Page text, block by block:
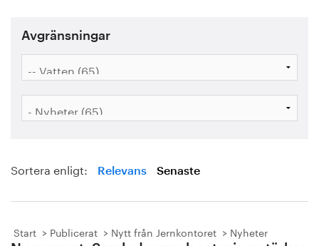
Vi tycker
Bildbank
Avgränsningar
Sortera enligt: Relevans Senaste
Start Publicerat Nytt från Jernkontoret Nyheter